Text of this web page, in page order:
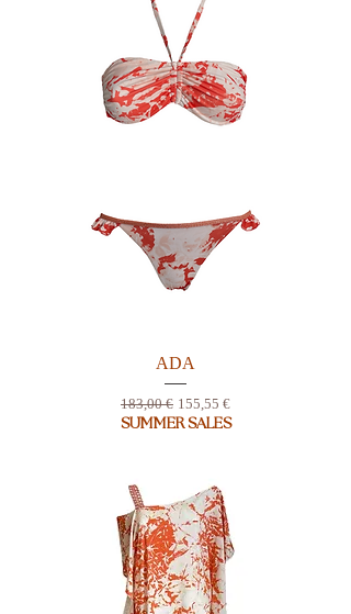
ADA
Prix original
183,00 € Prix promotionnel
155,55 €
SUMMER SALES